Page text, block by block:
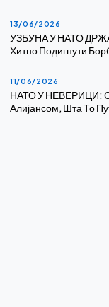
13/06/2026
УЗБУНА У НАТО
Хитно Подигнути
11/06/2026
НАТО У НЕВЕРИЦИ:
Алијансом, Шта То